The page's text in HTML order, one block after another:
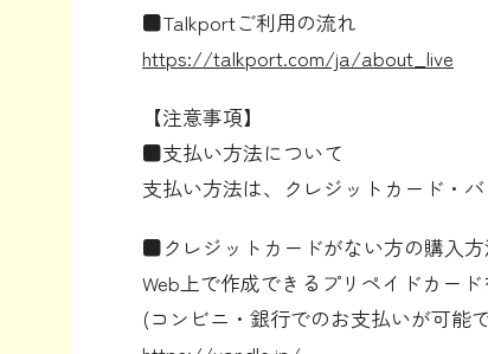
■Talkportご利用の流れ
https://talkport.com/ja/about_live
【注意事項】
■支払い方法について
支払い方法は、クレジットカード・
■クレジットカードがない方の購入
Web上で作成できるプリペイドカード
(コンビニ・銀行でのお支払いが可能